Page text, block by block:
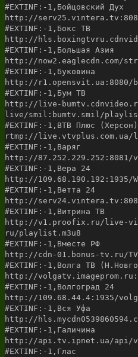
#EXTINF:-1,Бойцовский Дух
http://
#EXTINF:-1,Бокс ТВ
http://
#EXTINF:-1,Большая Азия
http://now2.eaglecdn.com/
#EXTINF:-1,Буковина
http://r1.opensvit.ua:8080/
#EXTINF:-1,Бум ТВ
http://live-
live/smil:bumtv.smil/
#EXTINF:-1,ВТВ Плюс (Херсон)
rtmp://live.vtvplus.com.ua/
#EXTINF:-1,Варяг
http://87.252.229.252:8081/
#EXTINF:-1,Вера 24
http://109.68.190.192:1935/
#EXTINF:-1,Ветта 24
http://
#EXTINF:-1,Витрина ТВ
http://v1.proofix.ru/live-
ru/playlist.m3u8
#EXTINF:-1,Вместе РФ
http://cdn-01.bonus-tv.ru/
#EXTINF:-1,Волга ТВ
http://
#EXTINF:-1,Волгоград 24
http://109.68.44.4:1935/
#EXTINF:-1,Вся Уфа
http://
#EXTINF:-1,Галичина
http://api.tv.ipnet.ua/api/v1/
#EXTINF:-1,Глас